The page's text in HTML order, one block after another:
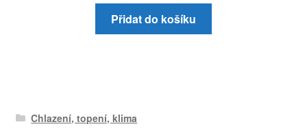
Přidat do košíku
Chlazení, topení, klima